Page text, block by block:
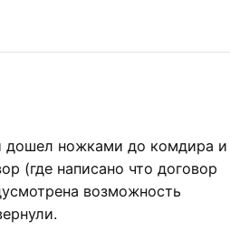
дошел ножками до комдира и
(где написано что договор
возможность